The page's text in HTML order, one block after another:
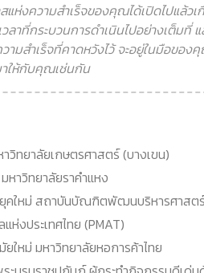
แห่งความสำเร็จของคุณได้เปิดไปแล้
ลาที่กระบวนการดำเนินไปอย่างเต็มที่
ามสำเร็จที่คาดหวังไว้ จะอยู่ในมือขอ
ให้กับคุณเช่นกัน
ยาลัยเกษตรศาสตร์ (บางเขน)
าวิทยาลัยราคำแหง
ใหม่ สถาบันบัณฑิตพัฒนบริหารศาสตร์
งประเทศไทย (PMAT)
ใหม่ มหาวิทยาลัยหอการค้าไทย